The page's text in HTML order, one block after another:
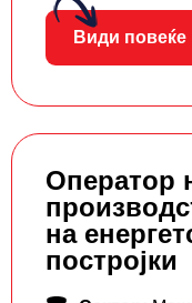
Види повеќе
Оператор
на
постројки